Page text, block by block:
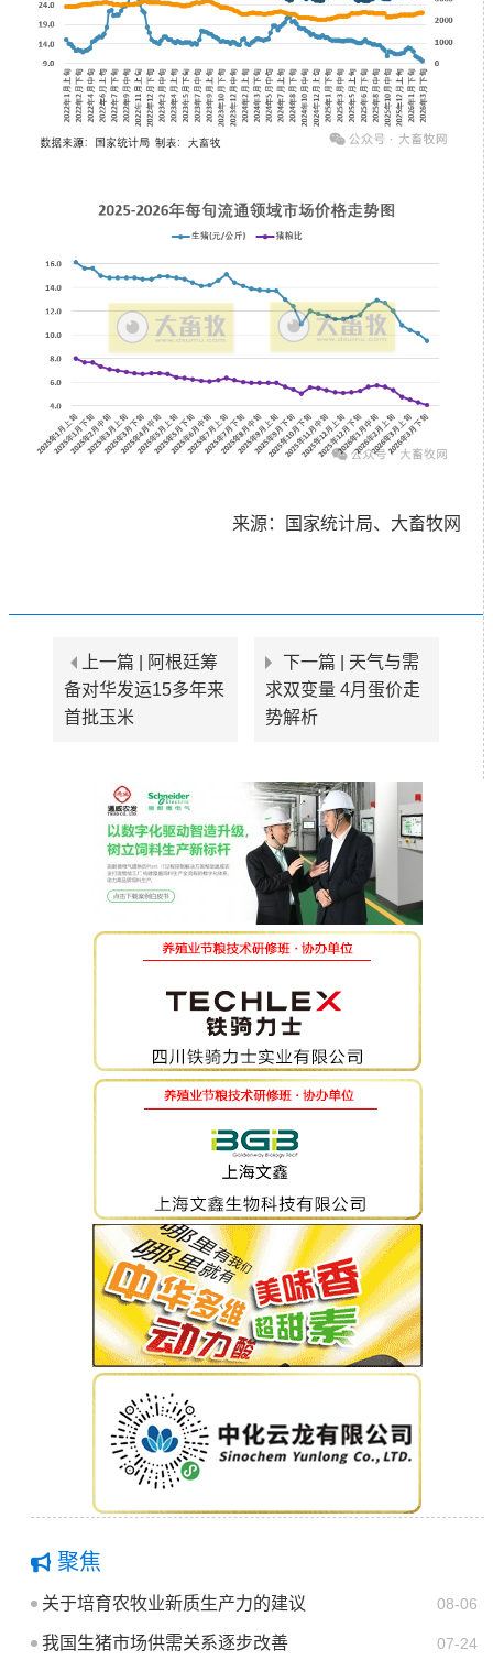
来源：国家统计局、大畜牧网
上一篇 |
阿根廷筹
备对华发运15多年来
首批玉米
下一篇 | 天气与需
求双变量 4月蛋价走
势解析
聚焦
08-06
关于培育农牧业新质生产力的建议
07-24
我国生猪市场供需关系逐步改善